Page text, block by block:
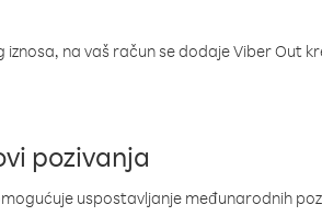
iznosa, na vaš račun se dodaje Viber
pozivanja
uspostavljanje međunarodnih